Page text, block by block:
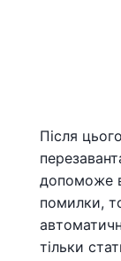
Після
допоможе
помилки,
тільки